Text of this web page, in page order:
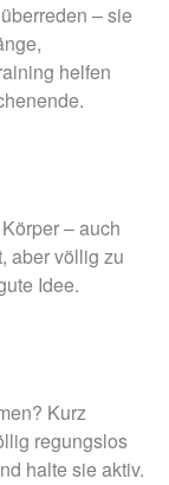
– sie
helfen
– auch
aber völlig zu
Idee.
Kurz
regungslos
halte sie aktiv.